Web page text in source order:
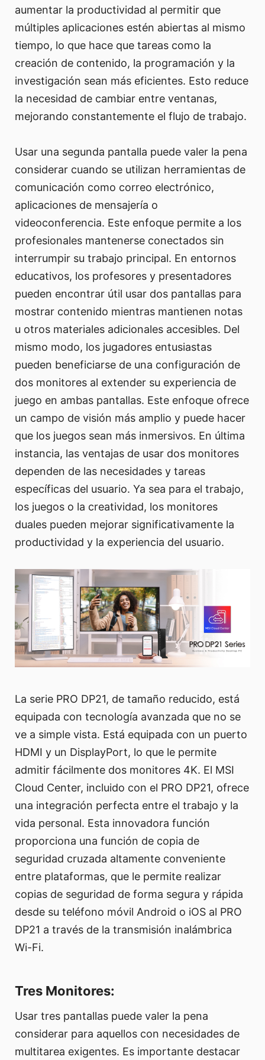
aumentar la productividad al permitir que
múltiples aplicaciones estén abiertas al mismo
tiempo, lo que hace que tareas como la
creación de contenido, la programación y la
investigación sean más eficientes. Esto reduce
la necesidad de cambiar entre ventanas,
mejorando constantemente el flujo de trabajo.
Usar una segunda pantalla puede valer la pena
considerar cuando se utilizan herramientas de
comunicación como correo electrónico,
aplicaciones de mensajería o
videoconferencia. Este enfoque permite a los
profesionales mantenerse conectados sin
interrumpir su trabajo principal. En entornos
educativos, los profesores y presentadores
pueden encontrar útil usar dos pantallas para
mostrar contenido mientras mantienen notas
u otros materiales adicionales accesibles. Del
mismo modo, los jugadores entusiastas
pueden beneficiarse de una configuración de
dos monitores al extender su experiencia de
juego en ambas pantallas. Este enfoque ofrece
un campo de visión más amplio y puede hacer
que los juegos sean más inmersivos. En última
instancia, las ventajas de usar dos monitores
dependen de las necesidades y tareas
específicas del usuario. Ya sea para el trabajo,
los juegos o la creatividad, los monitores
duales pueden mejorar significativamente la
productividad y la experiencia del usuario.
La serie PRO DP21, de tamaño reducido, está
equipada con tecnología avanzada que no se
ve a simple vista. Está equipada con un puerto
HDMI y un DisplayPort, lo que le permite
admitir fácilmente dos monitores 4K. El MSI
Cloud Center, incluido con el PRO DP21, ofrece
una integración perfecta entre el trabajo y la
vida personal. Esta innovadora función
proporciona una función de copia de
seguridad cruzada altamente conveniente
entre plataformas, que le permite realizar
copias de seguridad de forma segura y rápida
desde su teléfono móvil Android o iOS al PRO
DP21 a través de la transmisión inalámbrica
Wi-Fi.
Tres Monitores:
Usar tres pantallas puede valer la pena
considerar para aquellos con necesidades de
multitarea exigentes. Es importante destacar